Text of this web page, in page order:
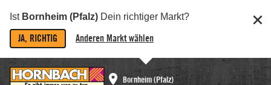
Ist Bornheim (Pfalz) Dein richtiger Markt?
JA, RICHTIG Anderen Markt wählen
Bornheim (Pfalz)